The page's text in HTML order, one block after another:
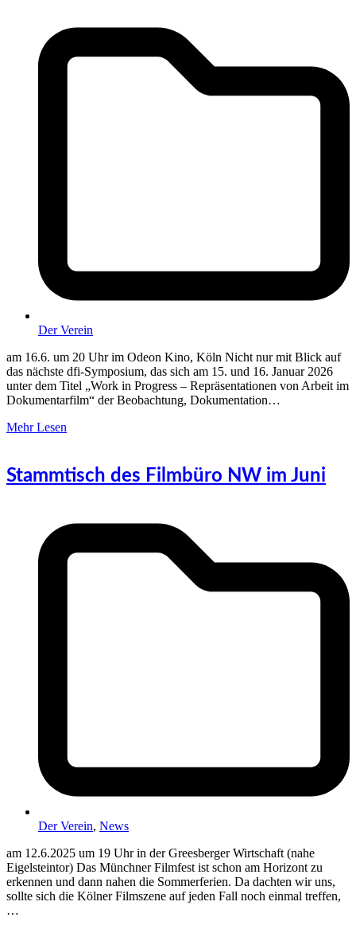
Der Verein
am 16.6. um 20 Uhr im Odeon Kino, Köln Nicht nur mit Blick auf
das nächste dfi-Symposium, das sich am 15. und 16. Januar 2026
unter dem Titel „Work in Progress – Repräsentationen von Arbeit im
Dokumentarfilm“ der Beobachtung, Dokumentation…
Mehr Lesen
Stammtisch des Filmbüro NW im Juni
Der Verein, News
am 12.6.2025 um 19 Uhr in der Greesberger Wirtschaft (nahe
Eigelsteintor) Das Münchner Filmfest ist schon am Horizont zu
erkennen und dann nahen die Sommerferien. Da dachten wir uns,
sollte sich die Kölner Filmszene auf jeden Fall noch einmal treffen,
…